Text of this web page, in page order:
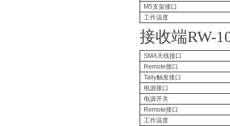
M5支架接口
工作温度
接收端RW-
SMA天线接口
Remote接口
Tally触发接口
电源接口
电源开关
Remote接口
工作温度